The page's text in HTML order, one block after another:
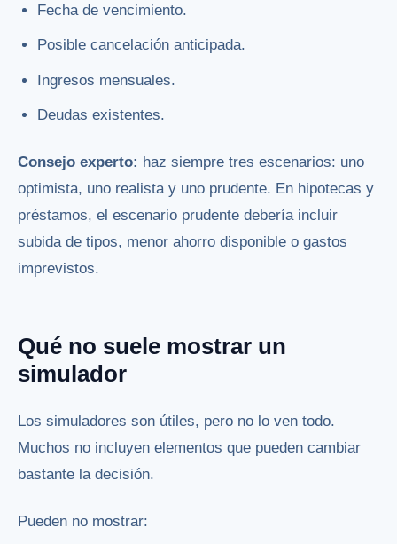
Fecha de vencimiento.
Posible cancelación anticipada.
Ingresos mensuales.
Deudas existentes.
Consejo experto: haz siempre tres escenarios: uno
optimista, uno realista y uno prudente. En hipotecas y
préstamos, el escenario prudente debería incluir
subida de tipos, menor ahorro disponible o gastos
imprevistos.
Qué no suele mostrar un
simulador
Los simuladores son útiles, pero no lo ven todo.
Muchos no incluyen elementos que pueden cambiar
bastante la decisión.
Pueden no mostrar: